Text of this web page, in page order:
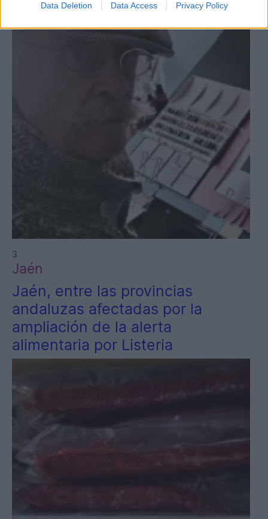
Data Deletion Data Access Privacy Policy
3
Jaén
Jaén, entre las provincias
andaluzas afectadas por la
ampliación de la alerta
alimentaria por Listeria